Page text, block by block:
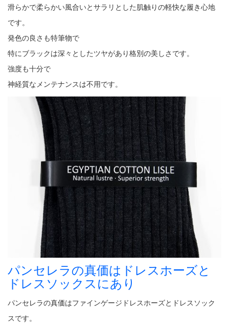
滑らかで柔らかい風合いとサラリとした肌触りの軽快な履き心地
です。
発色の良さも特筆物で
特にブラックは深々としたツヤがあり格別の美しさです。
強度も十分で
神経質なメンテナンスは不用です。
パンセレラの真価はドレスホーズと
ドレスソックスにあり
パンセレラの真価はファインゲージドレスホーズとドレスソック
スです。